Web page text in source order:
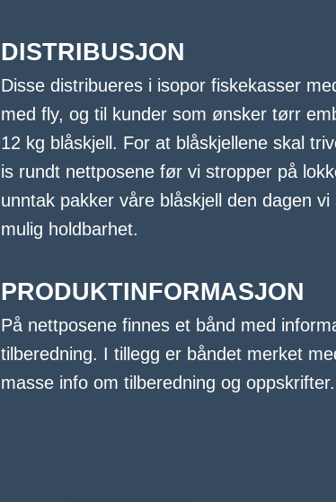
DISTRIBUSJON
Disse distribueres i isopor fiskekasser
med fly, og til kunder som ønsker tørr
12 kg blåskjell. For at blåskjellene skal
is rundt nettposene før vi stropper på
unntak pakker våre blåskjell den dagen
mulig holdbarhet.
PRODUKTINFORMASJON
På nettposene finnes et bånd med
tilberedning. I tillegg er båndet merket
masse info om tilberedning og oppskrifter.